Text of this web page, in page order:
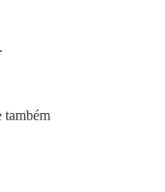
também